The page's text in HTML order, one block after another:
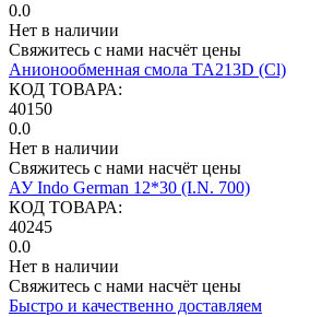
0.0
Нет в наличии
Свяжитесь с нами насчёт цены
Анионообменная смола ТА213D (Cl)
КОД ТОВАРА:
40150
0.0
Нет в наличии
Свяжитесь с нами насчёт цены
АУ Indo German 12*30 (I.N. 700)
КОД ТОВАРА:
40245
0.0
Нет в наличии
Свяжитесь с нами насчёт цены
Быстро и качественно доставляем